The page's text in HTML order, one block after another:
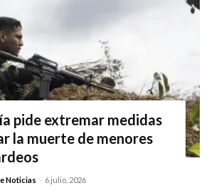
pide extremar medidas
la muerte de menores
Noticias - 6 julio, 2026